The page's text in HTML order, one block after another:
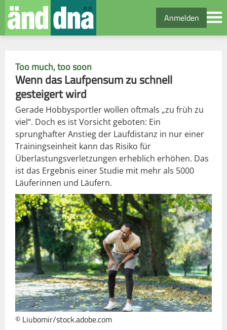
Anmelden
Too much, too soon
Wenn das Laufpensum zu schnell
gesteigert wird
Gerade Hobbysportler wollen oftmals „zu früh zu
viel“. Doch es ist Vorsicht geboten: Ein
sprunghafter Anstieg der Laufdistanz in nur einer
Trainingseinheit kann das Risiko für
Überlastungsverletzungen erheblich erhöhen. Das
ist das Ergebnis einer Studie mit mehr als 5000
Läuferinnen und Läufern.
© Liubomir/stock.adobe.com